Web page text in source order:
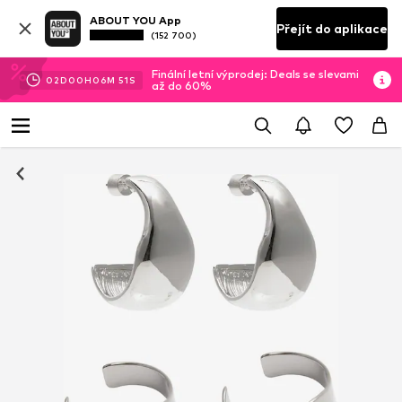
ABOUT YOU App
(152 700) Přejít do aplikace
02D 00H 06M 50 S
Finální letní výprodej: Deals se slevami
až do 60%